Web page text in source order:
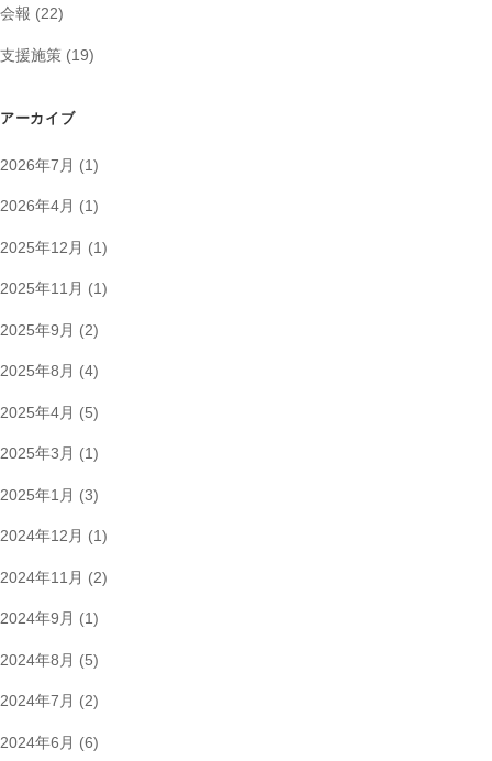
ョ
ン
会報 (22)
支援施策 (19)
アーカイブ
2026年7月 (1)
2026年4月 (1)
2025年12月 (1)
2025年11月 (1)
2025年9月 (2)
2025年8月 (4)
2025年4月 (5)
2025年3月 (1)
2025年1月 (3)
2024年12月 (1)
2024年11月 (2)
2024年9月 (1)
2024年8月 (5)
2024年7月 (2)
2024年6月 (6)